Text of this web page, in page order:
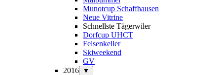
Munotcup Schaffhausen
Neue Vitrine
Schnellste Tägerwiler
Dorfcup UHCT
Felsenkeller
Skiweekend
GV
2016
▼